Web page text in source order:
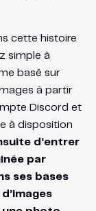
cette histoire
simple à
basé sur
à partir
Discord et
à disposition
d’entrer
par
ses bases